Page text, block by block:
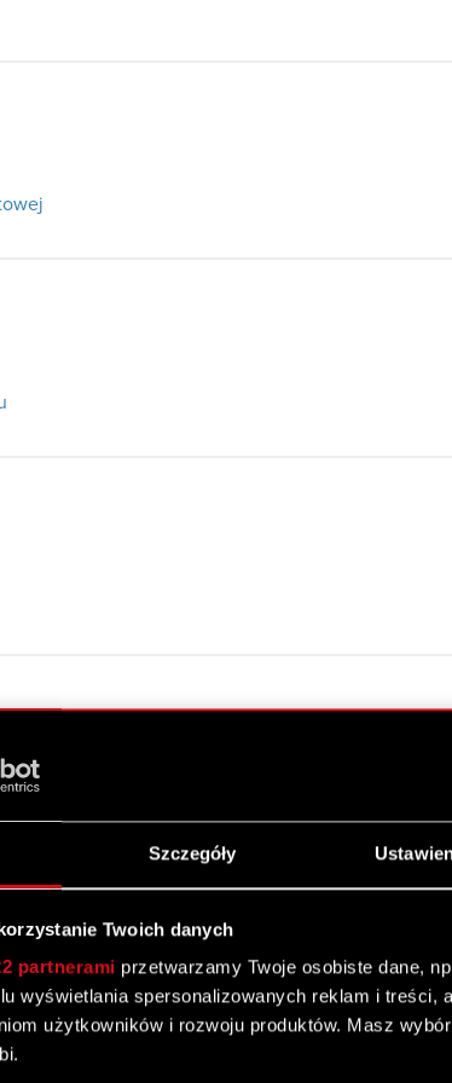
Szczegóły
Twoich danych
partnerami przetwarzamy Twoje osobiste dane,
wyświetlania spersonalizowanych reklam i treści,
użytkowników i rozwoju produktów. Masz